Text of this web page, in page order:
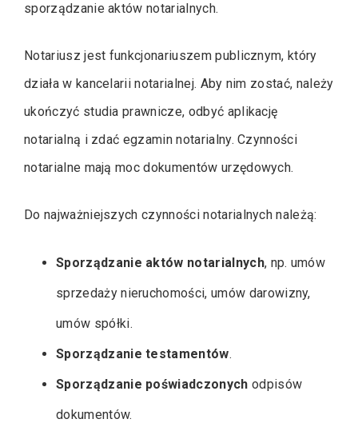
sporządzanie aktów notarialnych.
Notariusz jest funkcjonariuszem publicznym, który
działa w kancelarii notarialnej. Aby nim zostać, należy
ukończyć studia prawnicze, odbyć aplikację
notarialną i zdać egzamin notarialny. Czynności
notarialne mają moc dokumentów urzędowych.
Do najważniejszych czynności notarialnych należą:
Sporządzanie aktów notarialnych, np. umów
sprzedaży nieruchomości, umów darowizny,
umów spółki.
Sporządzanie testamentów.
Sporządzanie poświadczonych odpisów
dokumentów.